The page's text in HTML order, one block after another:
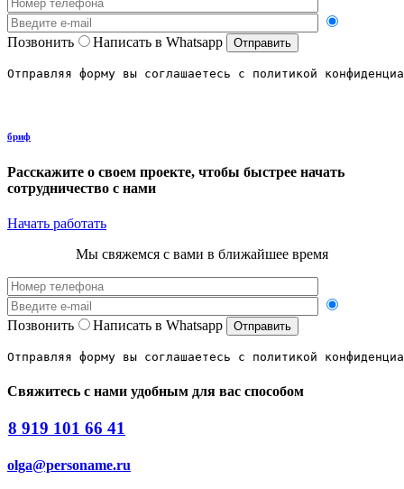
Позвонить Написать в Whatsapp
Отправляя форму вы соглашаетесь с политикой
бриф
Расскажите о своем проекте, чтобы быстрее начать
сотрудничество с нами
Начать работать
Мы свяжемся с вами в ближайшее время
Позвонить Написать в Whatsapp
Отправляя форму вы соглашаетесь с политикой
Свяжитесь с нами удобным для вас способом
8 919 101 66 41
olga@personame.ru